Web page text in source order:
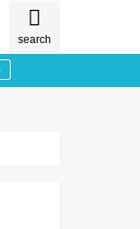
search